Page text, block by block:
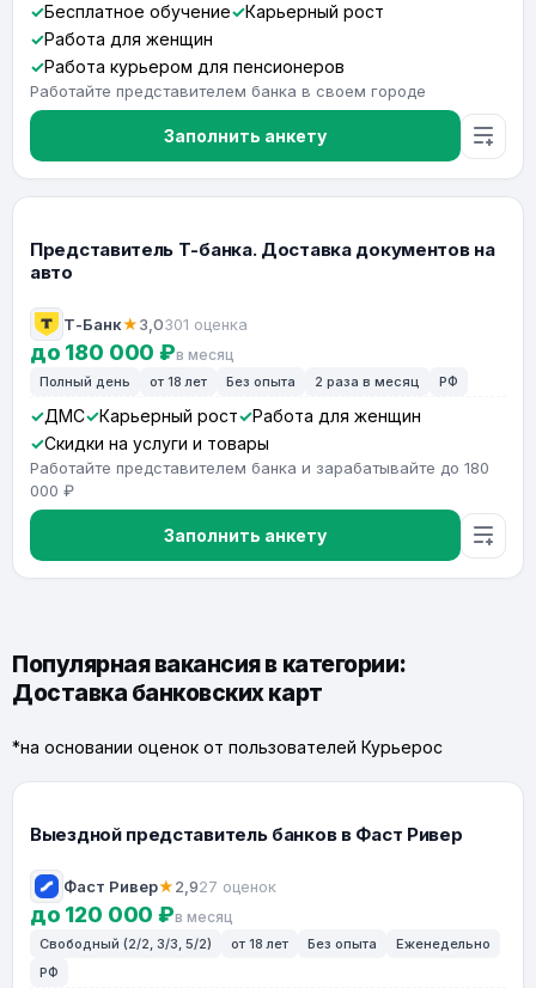
Бесплатное обучение
Карьерный рост
Работа для женщин
Работа курьером для пенсионеров
Работайте представителем банка в своем городе
Заполнить анкету
Представитель Т-банка. Доставка документов на
авто
Т-Банк★3,0301 оценка
до 180 000 ₽в месяц
Полный день от 18 лет Без опыта 2 раза в месяц РФ
ДМС Карьерный рост
Работа для женщин
Скидки на услуги и товары
Работайте представителем банка и зарабатывайте до 180
000 ₽
Заполнить анкету
Популярная вакансия в категории:
Доставка банковских карт
*на основании оценок от пользователей Курьерос
Выездной представитель банков в Фаст Ривер
Фаст Ривер★2,927 оценок
до 120 000 ₽в месяц
Свободный (2/2, 3/3, 5/2) от 18 лет Без опыта
Еженедельно
РФ